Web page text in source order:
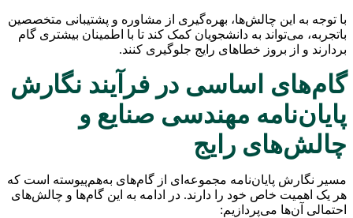
با توجه به این چالش‌ها، بهره‌گیری از مشاوره و پشتیبانی متخصصین
باتجربه، می‌تواند به دانشجویان کمک کند تا با اطمینان بیشتری گام
بردارند و از بروز خطاهای رایج جلوگیری کنند.
گام‌های اساسی در فرآیند نگارش
پایان‌نامه مهندسی صنایع و
چالش‌های رایج
مسیر نگارش پایان‌نامه مجموعه‌ای از گام‌های به‌هم‌پیوسته است که
هر یک اهمیت خاص خود را دارند. در ادامه به این گام‌ها و چالش‌های
احتمالی آن‌ها می‌پردازیم: